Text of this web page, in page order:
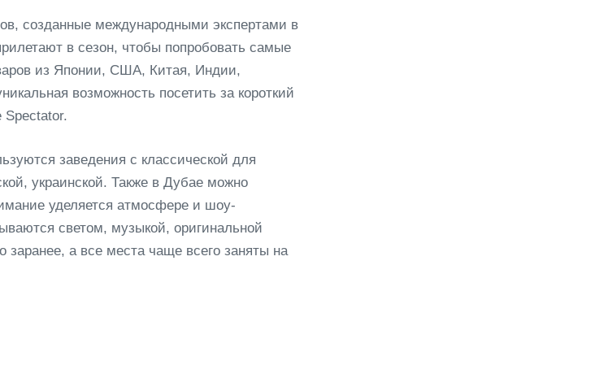
созданные международными экспертами в
в сезон, чтобы попробовать самые
из Японии, США, Китая, Индии,
возможность посетить за короткий
Spectator.
заведения с классической для
украинской. Также в Дубае можно
уделяется атмосфере и шоу-
светом, музыкой, оригинальной
а все места чаще всего заняты на